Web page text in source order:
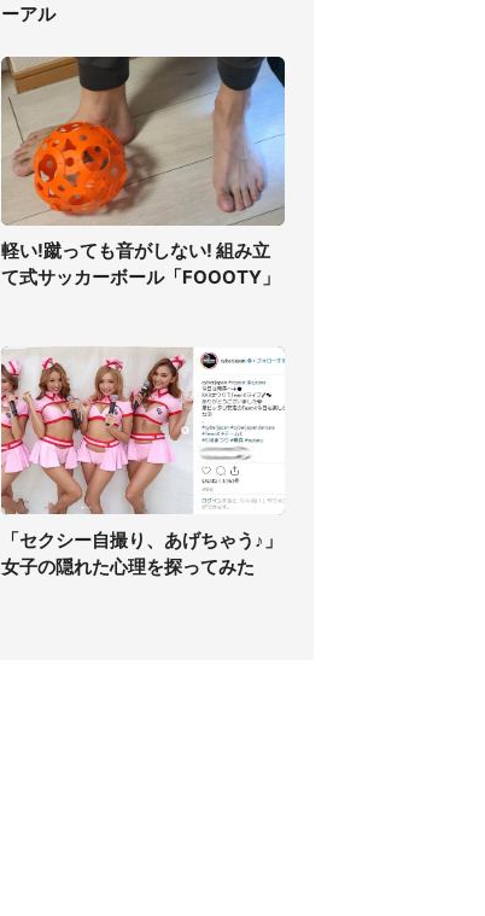
ーアル
軽い!蹴っても音がしない! 組み立
て式サッカーボール「FOOOTY」
「セクシー自撮り、あげちゃう♪」
女子の隠れた心理を探ってみた